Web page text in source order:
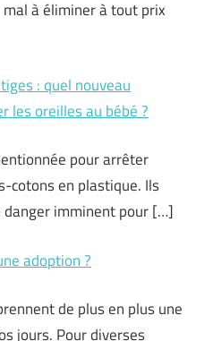
à éliminer à tout prix
: quel nouveau
les oreilles au bébé ?
pour arrêter
cotons en plastique. Ils
imminent pour […]
adoption ?
de plus en plus une
jours. Pour diverses